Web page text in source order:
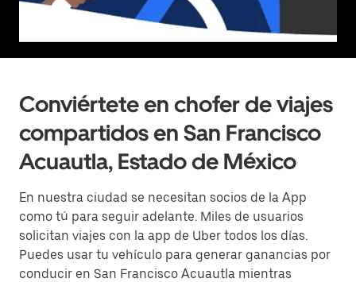
Conviértete en chofer de viajes
compartidos en San Francisco
Acuautla, Estado de México
En nuestra ciudad se necesitan socios de la App
como tú para seguir adelante. Miles de usuarios
solicitan viajes con la app de Uber todos los días.
Puedes usar tu vehículo para generar ganancias por
conducir en San Francisco Acuautla mientras